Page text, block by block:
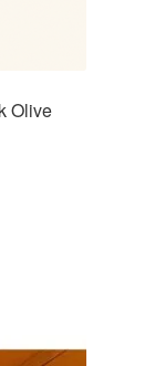
Olive